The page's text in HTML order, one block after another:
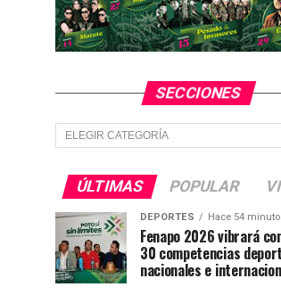
SECCIONES
Secciones
ÚLTIMAS POPULAR
DEPORTES Hace 54
Fenapo 2026 vibrará
30 competencias
nacionales e